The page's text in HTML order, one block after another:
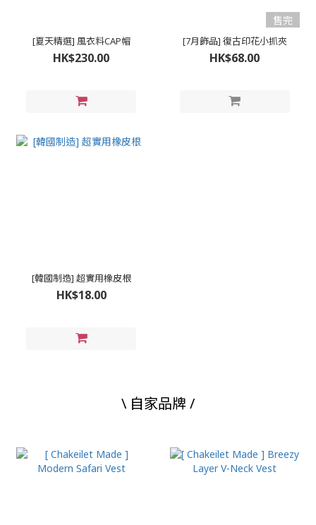
[夏天精選] 風衣料CAP帽
HK$230.00
售完
[7月飾品] 復古印花小抓夾
HK$68.00
[韓國制造] 超實用橡皮根
HK$18.00
\ 自家品牌 /